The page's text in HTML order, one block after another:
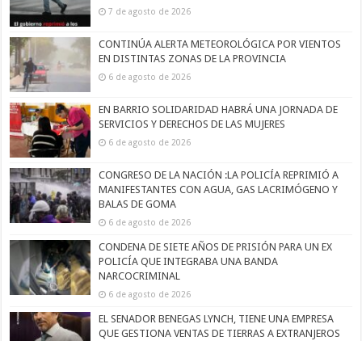
7 de agosto de 2026
CONTINÚA ALERTA METEOROLÓGICA POR VIENTOS
EN DISTINTAS ZONAS DE LA PROVINCIA
6 de agosto de 2026
EN BARRIO SOLIDARIDAD HABRÁ UNA JORNADA DE
SERVICIOS Y DERECHOS DE LAS MUJERES
6 de agosto de 2026
CONGRESO DE LA NACIÓN :LA POLICÍA REPRIMIÓ A
MANIFESTANTES CON AGUA, GAS LACRIMÓGENO Y
BALAS DE GOMA
6 de agosto de 2026
CONDENA DE SIETE AÑOS DE PRISIÓN PARA UN EX
POLICÍA QUE INTEGRABA UNA BANDA
NARCOCRIMINAL
6 de agosto de 2026
EL SENADOR BENEGAS LYNCH, TIENE UNA EMPRESA
QUE GESTIONA VENTAS DE TIERRAS A EXTRANJEROS